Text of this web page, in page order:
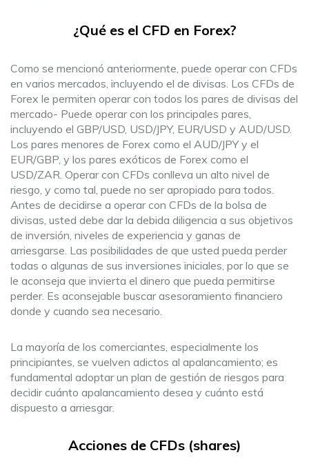
¿Qué es el CFD en Forex?
Como se mencionó anteriormente, puede operar con CFDs
en varios mercados, incluyendo el de divisas. Los CFDs de
Forex le permiten operar con todos los pares de divisas del
mercado- Puede operar con los principales pares,
incluyendo el GBP/USD, USD/JPY, EUR/USD y AUD/USD.
Los pares menores de Forex como el AUD/JPY y el
EUR/GBP, y los pares exóticos de Forex como el
USD/ZAR. Operar con CFDs conlleva un alto nivel de
riesgo, y como tal, puede no ser apropiado para todos.
Antes de decidirse a operar con CFDs de la bolsa de
divisas, usted debe dar la debida diligencia a sus objetivos
de inversión, niveles de experiencia y ganas de
arriesgarse. Las posibilidades de que usted pueda perder
todas o algunas de sus inversiones iniciales, por lo que se
le aconseja que invierta el dinero que pueda permitirse
perder. Es aconsejable buscar asesoramiento financiero
donde y cuando sea necesario.
La mayoría de los comerciantes, especialmente los
principiantes, se vuelven adictos al apalancamiento; es
fundamental adoptar un plan de gestión de riesgos para
decidir cuánto apalancamiento desea y cuánto está
dispuesto a arriesgar.
Acciones de CFDs (shares)